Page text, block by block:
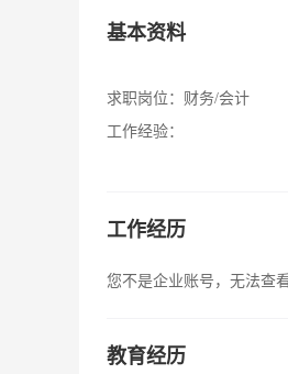
基本资料
求职岗位： 财务/会计
工作经验：
工作经历
您不是企业账号，无法查
教育经历